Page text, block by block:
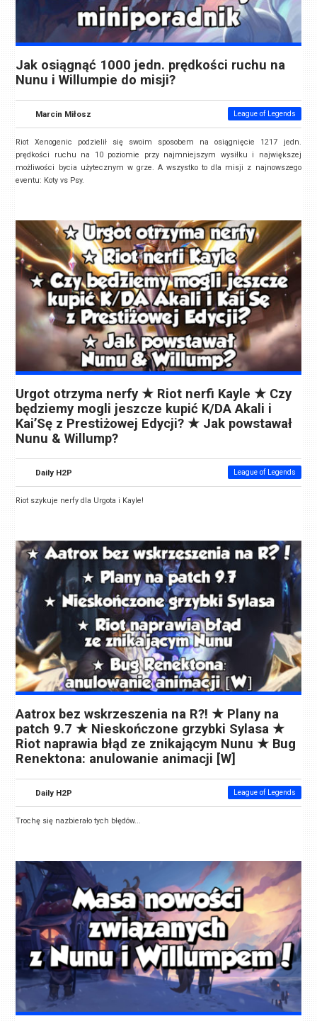
Jak osiągnąć 1000 jedn. prędkości ruchu na
Nunu i Willumpie do misji?
Marcin Miłosz League of Legends
Riot Xenogenic podzielił się swoim sposobem na osiągnięcie 1217 jedn.
prędkości ruchu na 10 poziomie przy najmniejszym wysiłku i największej
możliwości bycia użytecznym w grze. A wszystko to dla misji z najnowszego
eventu: Koty vs Psy.
Urgot otrzyma nerfy ★ Riot nerfi Kayle ★ Czy
będziemy mogli jeszcze kupić K/DA Akali i
Kai’Sę z Prestiżowej Edycji? ★ Jak powstawał
Nunu & Willump?
Daily H2P League of Legends
Riot szykuje nerfy dla Urgota i Kayle!
Aatrox bez wskrzeszenia na R?! ★ Plany na
patch 9.7 ★ Nieskończone grzybki Sylasa ★
Riot naprawia błąd ze znikającym Nunu ★ Bug
Renektona: anulowanie animacji [W]
Daily H2P League of Legends
Trochę się nazbierało tych błędów...